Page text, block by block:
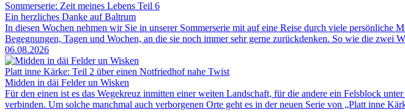
Sommerserie: Zeit meines Lebens Teil 6
Ein herzliches Danke auf Baltrum
In diesen Wochen nehmen wir Sie in unserer Sommerserie mit auf eine Reise durch viele
Begegnungen, Tagen und Wochen, an die sie noch immer sehr gerne zurückdenken. So wie die
06.08.2026
Platt inne Kärke: Teil 2 über einen Notfriedhof nahe Twist
Midden in däi Felder un Wisken
Für den einen ist es das Wegekreuz inmitten einer weiten Landschaft, für die andere ein Felsblock
verbinden. Um solche manchmal auch verborgenen Orte geht es in der neuen Serie von „Platt inne